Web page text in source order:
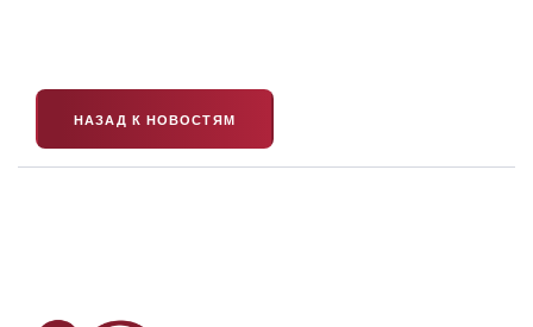
НАЗАД К НОВОСТЯМ